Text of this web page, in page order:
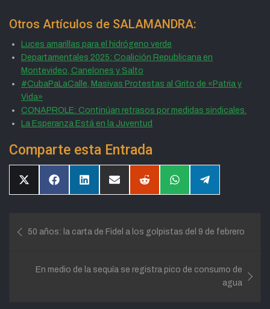
Otros Artículos de SALAMANDRA:
Luces amarillas para el hidrógeno verde
Departamentales 2025: Coalición Republicana en
Montevideo, Canelones y Salto
#CubaPaLaCalle, Masivas Protestas al Grito de «Patria y
Vida»
CONAPROLE: Continúan retrasos por medidas sindicales.
La Esperanza Está en la Juventud
Comparte esta Entrada
CompartirCompartirCompartirCompartirCompartirCompartirCompartir
de
50 años: la carta de Fidel a los golpistas del 9 de febrero
En medio de la sequía se registra pico de consumo de
agua